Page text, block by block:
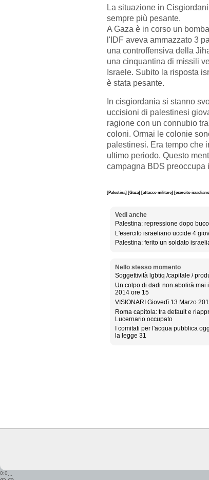
La situazione in
sempre più pesante.
A Gaza è in corso un
l'IDF aveva ammazzato 3
una controffensiva della
una cinquantina di missili
Israele. Subito la risposta
è stata pesante.
In cisgiordania si stanno
uccisioni di palestinesi
ragione con un connubio
coloni. Ormai le colonie
palestinesi. Era tempo che
ultimo periodo. Questo
campagna BDS preoccupa
[Palestina] [Gaza] [attacco militare] [esercito
Vedi anche
Palestina: repressione dopo
L'esercito israeliano uccide 4
Palestina: ferito un soldato
Nello stesso momento
Soggettività lgbtiq /capitale /
Un colpo di dadi non abolirà mai
2014 ore 15
VISIONARI Giovedì 13 Marzo
Roma capitola: tra default e
Lucernario occupato
I comitati per l'acqua pubblica
la legge 31
0:0...